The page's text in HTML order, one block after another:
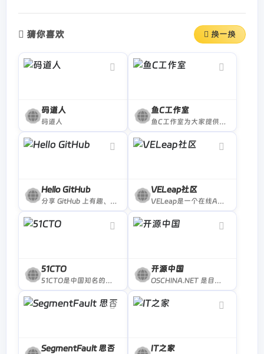
猜你喜欢 换一换
码道人
码道人
鱼C工作室
鱼C工作室为大家提供最有趣的编程视频教学。
Hello GitHub
分享 GitHub 上有趣、入门级的开源项目
VELeap社区
VELeap是一个在线AE设计师交流社区，设计师在这里可以免费获取原创的AE插件和脚本，学习AE教程，还能兼职赚钱。
51CTO
51CTO是中国知名的数字化人才学习平台和技术社区，以服务一亿数字化人才职业成长为己任，对中国数千万数字化人才拥有强大的影响力和服务能力。
开源中国
OSCHINA.NET 是目前领先的中文开源技术社区。我们传播开源的理念，推广开源项目，为 IT 开发者提供了一个发现、使用、并交流开源技术的平台
SegmentFault 思否 IT之家